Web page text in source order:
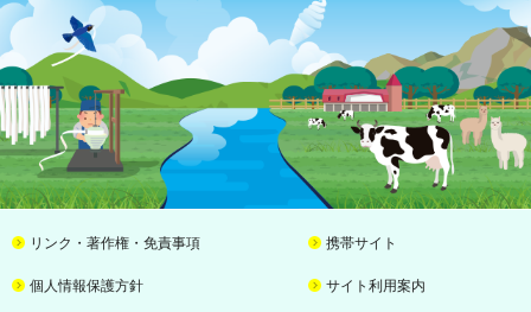
リンク・著作権・免責事項 携帯サイト
個人情報保護方針 サイト利用案内